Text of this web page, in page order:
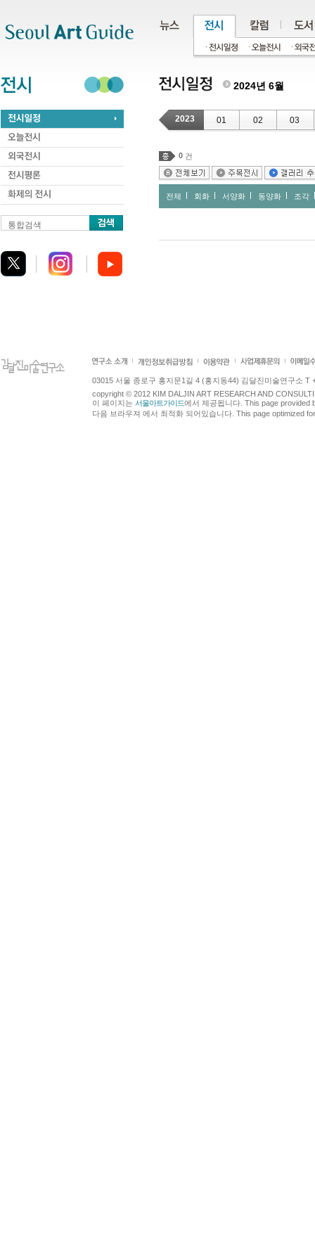
통합검색
2024년 6월
2023 01 02 03
0 건
전체 회화 서양화 동양화 조각
03015 서울 종로구 홍지문1길 4 (홍지동44) 김달진미술연구소 T
copyright © 2012 KIM DALJIN ART RESEARCH AND
이 페이지는 서울아트가이드에서 제공됩니다. This page provided
다음 브라우져 에서 최적화 되어있습니다. This page optimized